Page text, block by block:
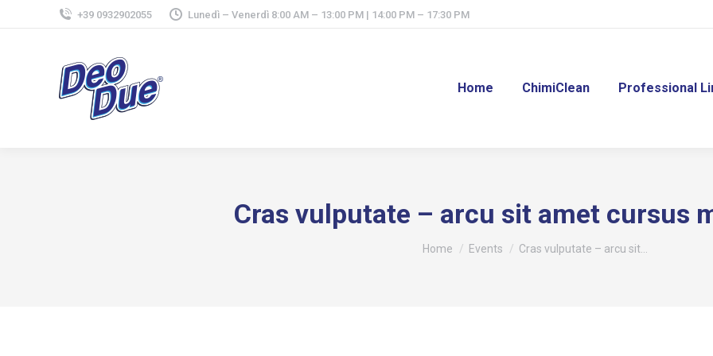
+39 0932902055 Lunedì – Venerdì 8:00 AM – 13:00 PM | 14:00 PM – 17:30 PM
Home ChimiClean Professional
Cras vulputate – arcu sit amet cursus
Tu sei qui:
Home Events Cras vulputate – arcu sit…